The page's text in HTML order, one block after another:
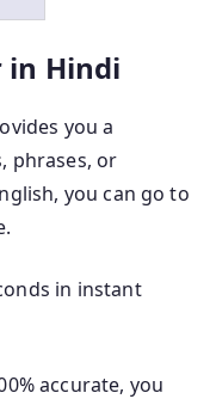
in Hindi
you a
phrases, or
you can go to
in instant
accurate, you